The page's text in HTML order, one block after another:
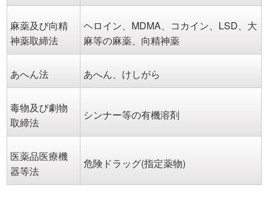
麻薬及び向精
神薬取締法
ヘロイン、MDMA、コカイン、LSD、大
麻等の麻薬、向精神薬
あへん法 あへん、けしがら
毒物及び劇物
取締法
シンナー等の有機溶剤
医薬品医療機
器等法
危険ドラッグ(指定薬物)